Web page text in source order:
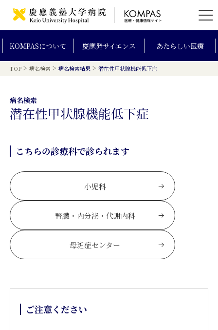
KOMPASについて 慶應発サイエンス あたらしい医療
TOP > 病名検索 > 病名検索結果 > 潜在性甲状腺機能低下症
病名検索
潜在性甲状腺機能低下症
こちらの診療科で診られます
小児科
腎臓・内分泌・代謝内科
母斑症センター
ご注意ください